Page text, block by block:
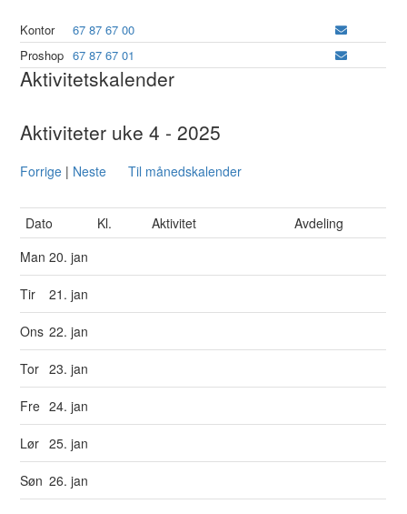
Kontor
67 87 67 00
Proshop 67 87 67 01
Aktivitetskalender
Aktiviteter uke 4 - 2025
Forrige | Neste Til månedskalender
Dato Kl. Aktivitet
Avdeling
Man20. jan
Tir 21. jan
Ons 22. jan
Tor 23. jan
Fre 24. jan
Lør 25. jan
Søn 26. jan